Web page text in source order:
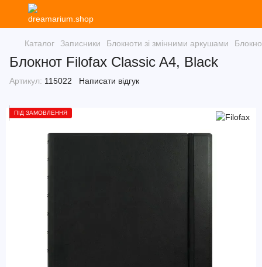
Каталог Записники Блокноти зі змінними аркушами
Блокнот Filofax Classic A4, Black
Артикул: 115022 Написати відгук
ПІД ЗАМОВЛЕННЯ